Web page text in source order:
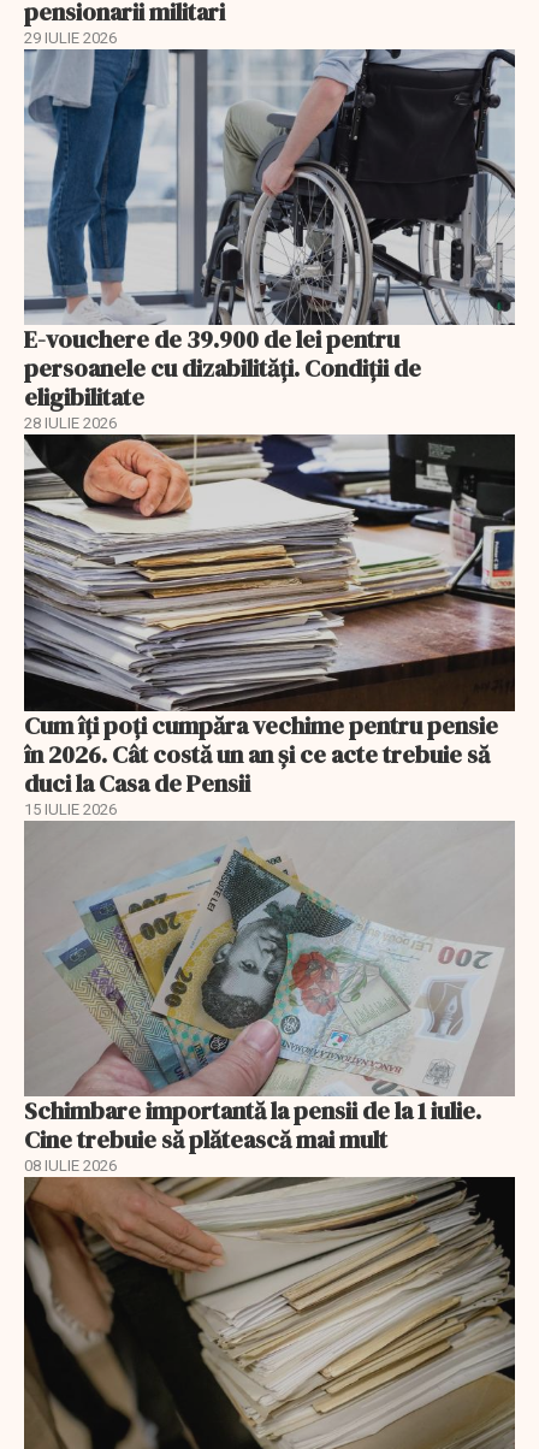
pensionarii militari
29 IULIE 2026
E-vouchere de 39.900 de lei pentru
persoanele cu dizabilități. Condiții de
eligibilitate
28 IULIE 2026
Cum îți poți cumpăra vechime pentru pensie
în 2026. Cât costă un an și ce acte trebuie să
duci la Casa de Pensii
15 IULIE 2026
Schimbare importantă la pensii de la 1 iulie.
Cine trebuie să plătească mai mult
08 IULIE 2026